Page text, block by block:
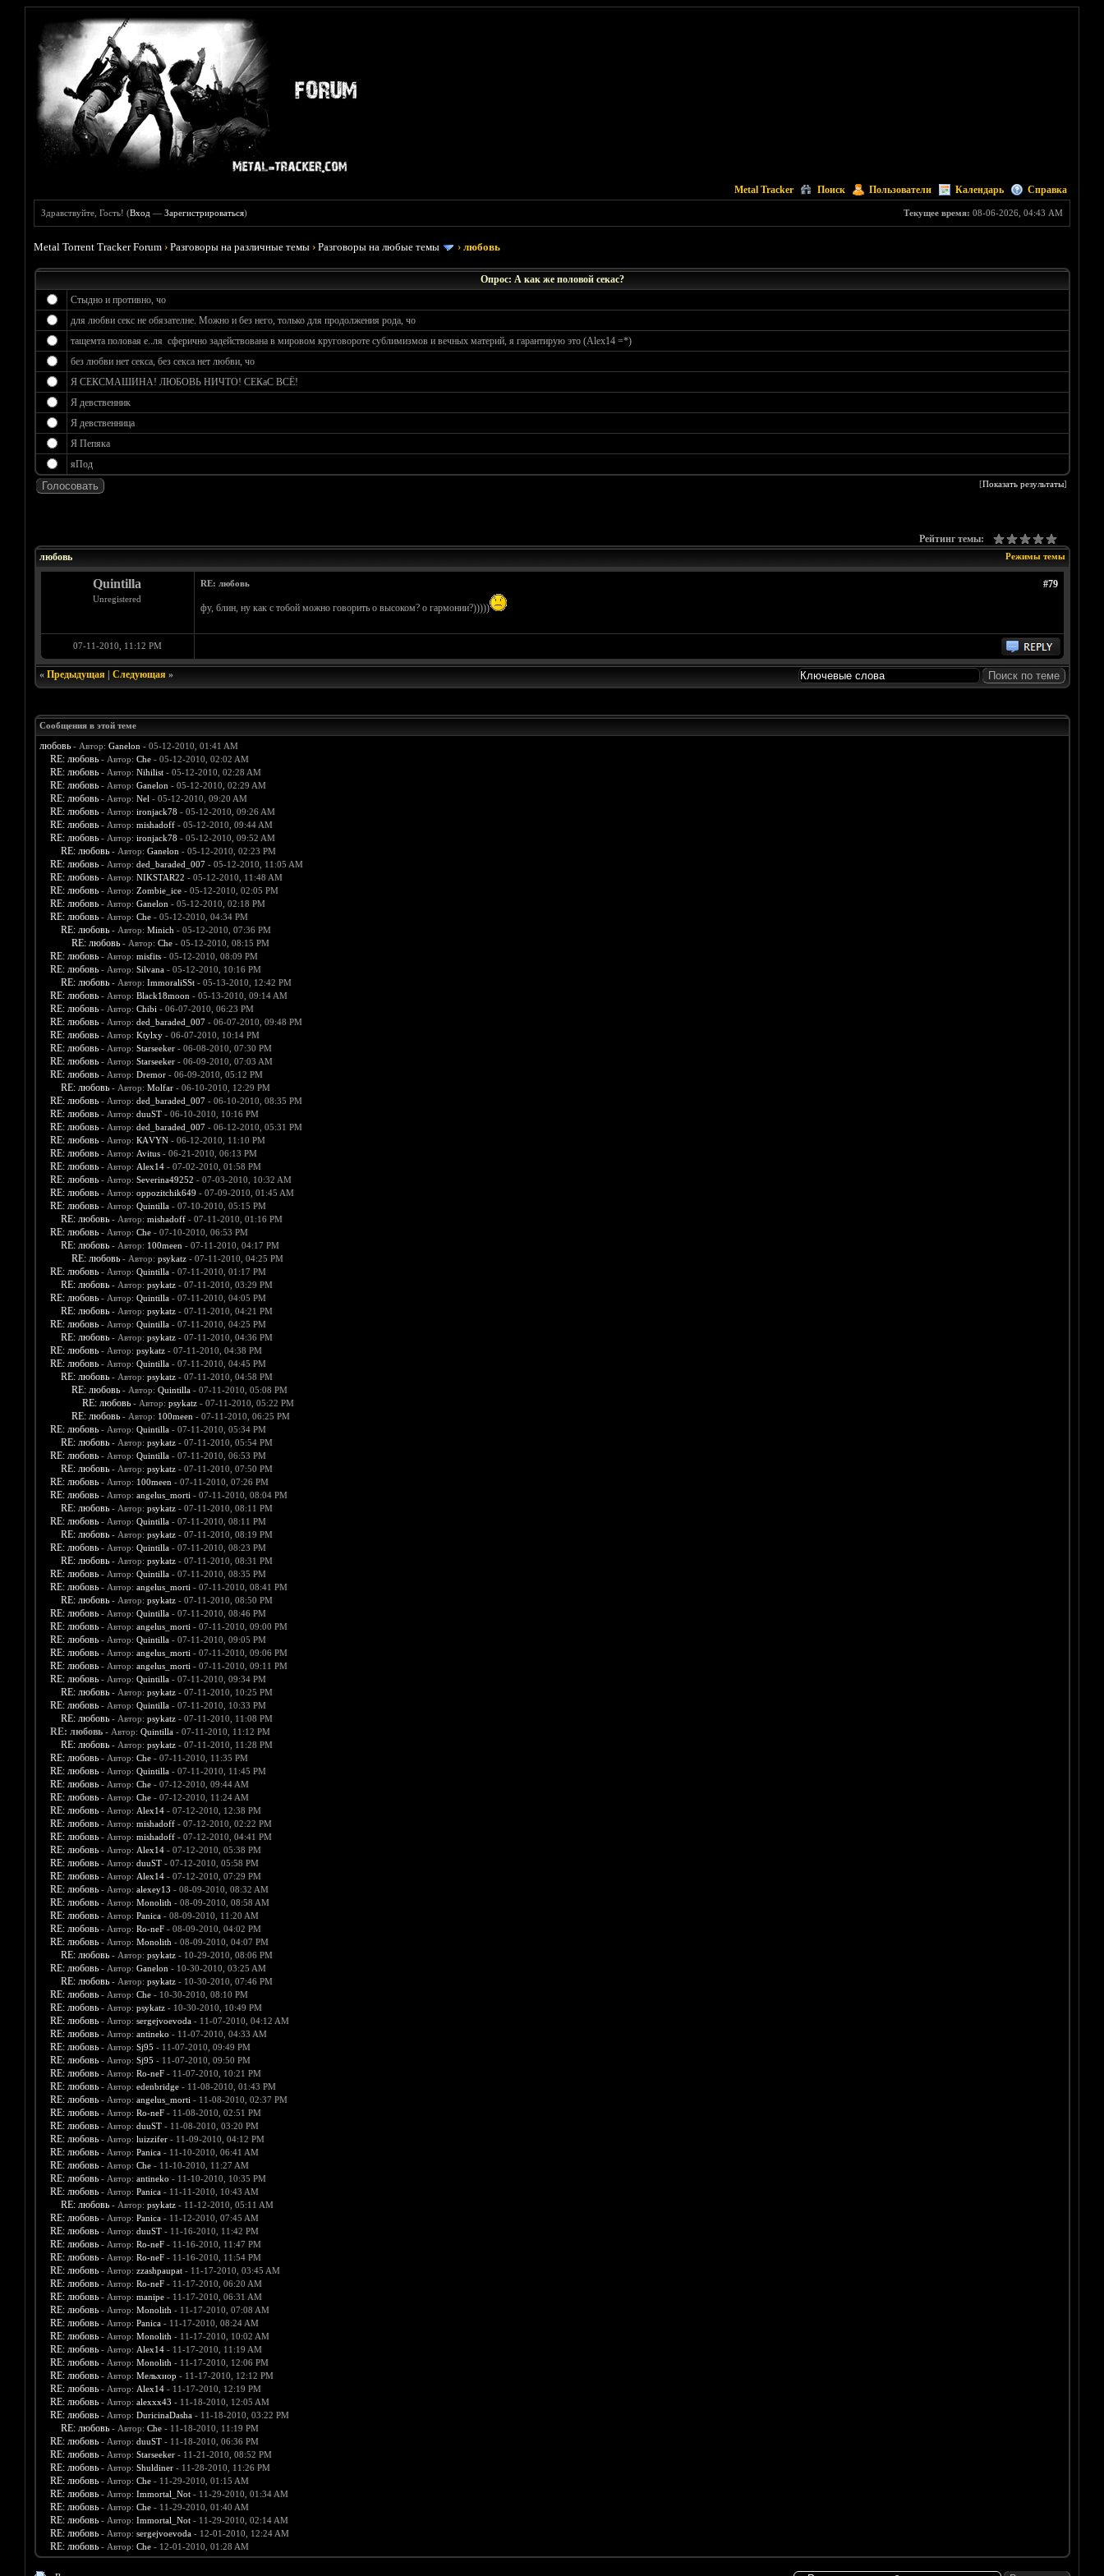
Metal Tracker Поиск Пользователи Календарь Справка
Текущее время: 08-06-2026, 04:43 AM
Здравствуйте, Гость! (Вход —Зарегистрироваться)
Metal Torrent Tracker Forum ›Разговоры на различные темы ›Разговоры на любые темы ›любовь
Опрос: А как же половой секас?
Стыдно и противно, чо
для любви секс не обязателне. Можно и без него, только для продолжения рода, чо
тащемта половая е..ля сферично задействована в мировом круговороте сублимизмов и вечных материй, я гарантирую это (Alex14 =*)
без любви нет секса, без секса нет любви, чо
Я СЕКСМАШИНА! ЛЮБОВЬ НИЧТО! СЕКаС ВСЁ!
Я девственник
Я девственница
Я Пепяка
яПод
[Показать результаты]
Рейтинг темы:
Режимы темы
любовь
Quintilla
Unregistered
#79
RE: любовь
фу, блин, ну как с тобой можно говорить о высоком? о гармонии?)))))
07-11-2010, 11:12 PM
« Предыдущая| Следующая»
Сообщения в этой теме
любовь - Автор: Ganelon - 05-12-2010, 01:41 AM
RE: любовь - Автор: Che- 05-12-2010, 02:02 AM
RE: любовь - Автор: Nihilist- 05-12-2010, 02:28 AM
RE: любовь - Автор: Ganelon - 05-12-2010, 02:29 AM
RE: любовь - Автор: Nel - 05-12-2010, 09:20 AM
RE: любовь - Автор: ironjack78 - 05-12-2010, 09:26 AM
RE: любовь - Автор: mishadoff- 05-12-2010, 09:44 AM
RE: любовь - Автор: ironjack78 - 05-12-2010, 09:52 AM
RE: любовь - Автор: Ganelon - 05-12-2010, 02:23 PM
RE: любовь - Автор: ded_baraded_007- 05-12-2010, 11:05 AM
RE: любовь - Автор: NIKSTAR22 - 05-12-2010, 11:48 AM
RE: любовь - Автор: Zombie_ice- 05-12-2010, 02:05 PM
RE: любовь - Автор: Ganelon - 05-12-2010, 02:18 PM
RE: любовь - Автор: Che- 05-12-2010, 04:34 PM
RE: любовь - Автор: Minich - 05-12-2010, 07:36 PM
RE: любовь - Автор: Che- 05-12-2010, 08:15 PM
RE: любовь - Автор: misfits- 05-12-2010, 08:09 PM
RE: любовь - Автор: Silvana- 05-12-2010, 10:16 PM
RE: любовь - Автор: ImmoraliSSt- 05-13-2010, 12:42 PM
RE: любовь - Автор: Black18moon - 05-13-2010, 09:14 AM
RE: любовь - Автор: Chibi - 06-07-2010, 06:23 PM
RE: любовь - Автор: ded_baraded_007- 06-07-2010, 09:48 PM
RE: любовь - Автор: Ktylxy- 06-07-2010, 10:14 PM
RE: любовь - Автор: Starseeker- 06-08-2010, 07:30 PM
RE: любовь - Автор: Starseeker- 06-09-2010, 07:03 AM
RE: любовь - Автор: Dremor- 06-09-2010, 05:12 PM
RE: любовь - Автор: Molfar- 06-10-2010, 12:29 PM
RE: любовь - Автор: ded_baraded_007- 06-10-2010, 08:35 PM
RE: любовь - Автор: duuST- 06-10-2010, 10:16 PM
RE: любовь - Автор: ded_baraded_007- 06-12-2010, 05:31 PM
RE: любовь - Автор: КАVYN- 06-12-2010, 11:10 PM
RE: любовь - Автор: Avitus- 06-21-2010, 06:13 PM
RE: любовь - Автор: Alex14- 07-02-2010, 01:58 PM
RE: любовь - Автор: Severina49252 - 07-03-2010, 10:32 AM
RE: любовь - Автор: oppozitchik649 - 07-09-2010, 01:45 AM
RE: любовь - Автор: Quintilla- 07-10-2010, 05:15 PM
RE: любовь - Автор: mishadoff- 07-11-2010, 01:16 PM
RE: любовь - Автор: Che- 07-10-2010, 06:53 PM
RE: любовь - Автор: 100meen - 07-11-2010, 04:17 PM
RE: любовь - Автор: psykatz- 07-11-2010, 04:25 PM
RE: любовь - Автор: Quintilla- 07-11-2010, 01:17 PM
RE: любовь - Автор: psykatz- 07-11-2010, 03:29 PM
RE: любовь - Автор: Quintilla- 07-11-2010, 04:05 PM
RE: любовь - Автор: psykatz- 07-11-2010, 04:21 PM
RE: любовь - Автор: Quintilla- 07-11-2010, 04:25 PM
RE: любовь - Автор: psykatz- 07-11-2010, 04:36 PM
RE: любовь - Автор: psykatz- 07-11-2010, 04:38 PM
RE: любовь - Автор: Quintilla- 07-11-2010, 04:45 PM
RE: любовь - Автор: psykatz- 07-11-2010, 04:58 PM
RE: любовь - Автор: Quintilla- 07-11-2010, 05:08 PM
RE: любовь - Автор: psykatz- 07-11-2010, 05:22 PM
RE: любовь - Автор: 100meen - 07-11-2010, 06:25 PM
RE: любовь - Автор: Quintilla- 07-11-2010, 05:34 PM
RE: любовь - Автор: psykatz- 07-11-2010, 05:54 PM
RE: любовь - Автор: Quintilla- 07-11-2010, 06:53 PM
RE: любовь - Автор: psykatz- 07-11-2010, 07:50 PM
RE: любовь - Автор: 100meen - 07-11-2010, 07:26 PM
RE: любовь - Автор: angelus_morti - 07-11-2010, 08:04 PM
RE: любовь - Автор: psykatz- 07-11-2010, 08:11 PM
RE: любовь - Автор: Quintilla- 07-11-2010, 08:11 PM
RE: любовь - Автор: psykatz- 07-11-2010, 08:19 PM
RE: любовь - Автор: Quintilla- 07-11-2010, 08:23 PM
RE: любовь - Автор: psykatz- 07-11-2010, 08:31 PM
RE: любовь - Автор: Quintilla- 07-11-2010, 08:35 PM
RE: любовь - Автор: angelus_morti - 07-11-2010, 08:41 PM
RE: любовь - Автор: psykatz- 07-11-2010, 08:50 PM
RE: любовь - Автор: Quintilla- 07-11-2010, 08:46 PM
RE: любовь - Автор: angelus_morti - 07-11-2010, 09:00 PM
RE: любовь - Автор: Quintilla- 07-11-2010, 09:05 PM
RE: любовь - Автор: angelus_morti - 07-11-2010, 09:06 PM
RE: любовь - Автор: angelus_morti - 07-11-2010, 09:11 PM
RE: любовь - Автор: Quintilla- 07-11-2010, 09:34 PM
RE: любовь - Автор: psykatz- 07-11-2010, 10:25 PM
RE: любовь - Автор: Quintilla- 07-11-2010, 10:33 PM
RE: любовь - Автор: psykatz- 07-11-2010, 11:08 PM
RE: любовь - Автор: Quintilla- 07-11-2010, 11:12 PM
RE: любовь - Автор: psykatz- 07-11-2010, 11:28 PM
RE: любовь - Автор: Che- 07-11-2010, 11:35 PM
RE: любовь - Автор: Quintilla- 07-11-2010, 11:45 PM
RE: любовь - Автор: Che- 07-12-2010, 09:44 AM
RE: любовь - Автор: Che- 07-12-2010, 11:24 AM
RE: любовь - Автор: Alex14- 07-12-2010, 12:38 PM
RE: любовь - Автор: mishadoff- 07-12-2010, 02:22 PM
RE: любовь - Автор: mishadoff- 07-12-2010, 04:41 PM
RE: любовь - Автор: Alex14- 07-12-2010, 05:38 PM
RE: любовь - Автор: duuST- 07-12-2010, 05:58 PM
RE: любовь - Автор: Alex14- 07-12-2010, 07:29 PM
RE: любовь - Автор: alexey13 - 08-09-2010, 08:32 AM
RE: любовь - Автор: Monolith - 08-09-2010, 08:58 AM
RE: любовь - Автор: Panica- 08-09-2010, 11:20 AM
RE: любовь - Автор: Ro-neF- 08-09-2010, 04:02 PM
RE: любовь - Автор: Monolith - 08-09-2010, 04:07 PM
RE: любовь - Автор: psykatz- 10-29-2010, 08:06 PM
RE: любовь - Автор: Ganelon - 10-30-2010, 03:25 AM
RE: любовь - Автор: psykatz- 10-30-2010, 07:46 PM
RE: любовь - Автор: Che- 10-30-2010, 08:10 PM
RE: любовь - Автор: psykatz- 10-30-2010, 10:49 PM
RE: любовь - Автор: sergejvoevoda- 11-07-2010, 04:12 AM
RE: любовь - Автор: antineko - 11-07-2010, 04:33 AM
RE: любовь - Автор: Sj95 - 11-07-2010, 09:49 PM
RE: любовь - Автор: Sj95 - 11-07-2010, 09:50 PM
RE: любовь - Автор: Ro-neF- 11-07-2010, 10:21 PM
RE: любовь - Автор: edenbridge- 11-08-2010, 01:43 PM
RE: любовь - Автор: angelus_morti - 11-08-2010, 02:37 PM
RE: любовь - Автор: Ro-neF- 11-08-2010, 02:51 PM
RE: любовь - Автор: duuST- 11-08-2010, 03:20 PM
RE: любовь - Автор: luizzifer- 11-09-2010, 04:12 PM
RE: любовь - Автор: Panica- 11-10-2010, 06:41 AM
RE: любовь - Автор: Che- 11-10-2010, 11:27 AM
RE: любовь - Автор: antineko - 11-10-2010, 10:35 PM
RE: любовь - Автор: Panica- 11-11-2010, 10:43 AM
RE: любовь - Автор: psykatz- 11-12-2010, 05:11 AM
RE: любовь - Автор: Panica- 11-12-2010, 07:45 AM
RE: любовь - Автор: duuST- 11-16-2010, 11:42 PM
RE: любовь - Автор: Ro-neF- 11-16-2010, 11:47 PM
RE: любовь - Автор: Ro-neF- 11-16-2010, 11:54 PM
RE: любовь - Автор: zzashpaupat- 11-17-2010, 03:45 AM
RE: любовь - Автор: Ro-neF- 11-17-2010, 06:20 AM
RE: любовь - Автор: manipe- 11-17-2010, 06:31 AM
RE: любовь - Автор: Monolith - 11-17-2010, 07:08 AM
RE: любовь - Автор: Panica- 11-17-2010, 08:24 AM
RE: любовь - Автор: Monolith - 11-17-2010, 10:02 AM
RE: любовь - Автор: Alex14- 11-17-2010, 11:19 AM
RE: любовь - Автор: Monolith - 11-17-2010, 12:06 PM
RE: любовь - Автор: Мельхиор - 11-17-2010, 12:12 PM
RE: любовь - Автор: Alex14- 11-17-2010, 12:19 PM
RE: любовь - Автор: alexxx43 - 11-18-2010, 12:05 AM
RE: любовь - Автор: DuricinaDasha- 11-18-2010, 03:22 PM
RE: любовь - Автор: Che- 11-18-2010, 11:19 PM
RE: любовь - Автор: duuST- 11-18-2010, 06:36 PM
RE: любовь - Автор: Starseeker- 11-21-2010, 08:52 PM
RE: любовь - Автор: Shuldiner- 11-28-2010, 11:26 PM
RE: любовь - Автор: Che- 11-29-2010, 01:15 AM
RE: любовь - Автор: Immortal_Not- 11-29-2010, 01:34 AM
RE: любовь - Автор: Che- 11-29-2010, 01:40 AM
RE: любовь - Автор: Immortal_Not- 11-29-2010, 02:14 AM
RE: любовь - Автор: sergejvoevoda- 12-01-2010, 12:24 AM
RE: любовь - Автор: Che- 12-01-2010, 01:28 AM